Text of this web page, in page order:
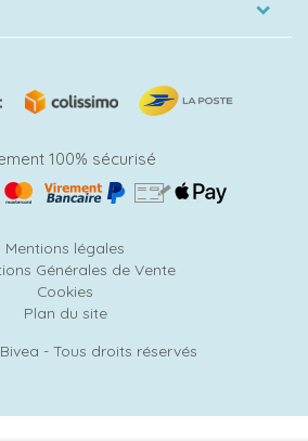
100% sécurisé
Mentions légales
Générales de Vente
Cookies
Plan du site
- Tous droits réservés